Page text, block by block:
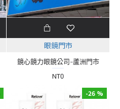
眼鏡門市
鏡心鏡力眼鏡公司-蘆洲門市
NT0
-26 %